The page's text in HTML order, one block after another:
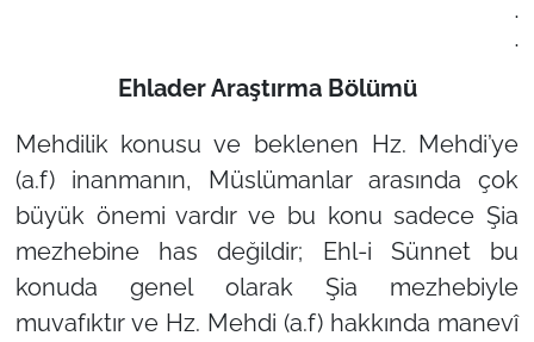
.
.
Ehlader Araştırma Bölümü
Mehdilik konusu ve beklenen Hz. Mehdi’ye
(a.f) inanmanın, Müslümanlar arasında çok
büyük önemi vardır ve bu konu sadece Şia
mezhebine has değildir; Ehl-i Sünnet bu
konuda genel olarak Şia mezhebiyle
muvafıktır ve Hz. Mehdi (a.f) hakkında manevî